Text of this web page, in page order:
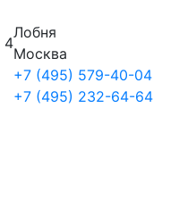
4
Лобня
Москва
+7 (495) 579-40-04
+7 (495) 232-64-64